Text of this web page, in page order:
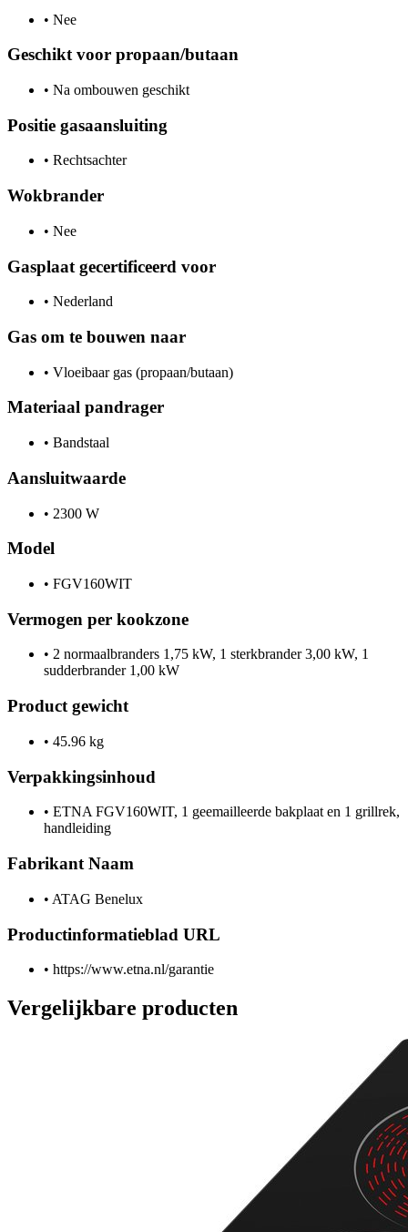
• Nee
Geschikt voor propaan/butaan
• Na ombouwen geschikt
Positie gasaansluiting
• Rechtsachter
Wokbrander
• Nee
Gasplaat gecertificeerd voor
• Nederland
Gas om te bouwen naar
• Vloeibaar gas (propaan/butaan)
Materiaal pandrager
• Bandstaal
Aansluitwaarde
• 2300 W
Model
• FGV160WIT
Vermogen per kookzone
• 2 normaalbranders 1,75 kW, 1 sterkbrander 3,00 kW, 1
sudderbrander 1,00 kW
Product gewicht
• 45.96 kg
Verpakkingsinhoud
• ETNA FGV160WIT, 1 geemailleerde bakplaat en 1 grillrek,
handleiding
Fabrikant Naam
• ATAG Benelux
Productinformatieblad URL
• https://www.etna.nl/garantie
Vergelijkbare producten